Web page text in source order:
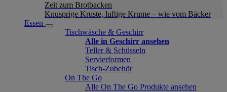
Zeit zum Brotbacken
Knusprige Kruste, luftige Krume – wie vom Bäcker
Essen
Tischwäsche & Geschirr
Alle in Geschirr ansehen
Teller & Schüsseln
Servierformen
Tisch-Zubehör
On The Go
Alle On The Go Produkte ansehen